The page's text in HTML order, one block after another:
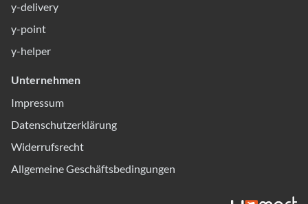
y-delivery
y-point
y-helper
Unternehmen
Impressum
Datenschutzerklärung
Widerrufsrecht
Allgemeine Geschäftsbedingungen